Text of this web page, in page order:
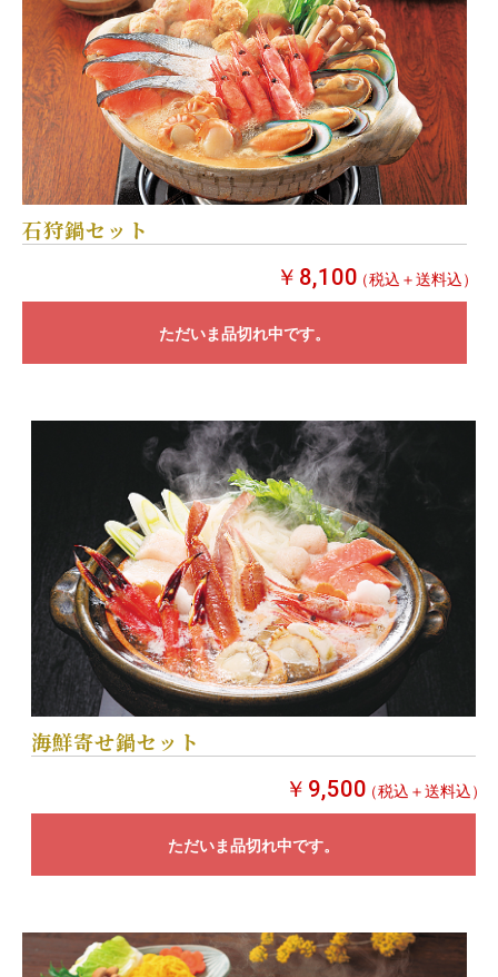
石狩鍋セット
￥8,100（税込＋送料込）
ただいま品切れ中です。
海鮮寄せ鍋セット
￥9,500（税込＋送料込）
ただいま品切れ中です。